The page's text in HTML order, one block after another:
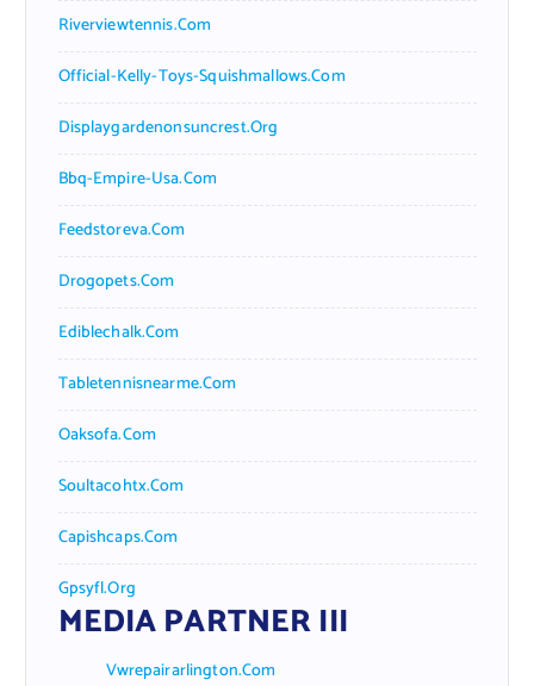
Riverviewtennis.com
Official-Kelly-Toys-Squishmallows.com
Displaygardenonsuncrest.org
Bbq-Empire-Usa.com
Feedstoreva.com
Drogopets.com
Ediblechalk.com
Tabletennisnearme.com
Oaksofa.com
Soultacohtx.com
Capishcaps.com
Gpsyfl.org
MEDIA PARTNER III
Vwrepairarlington.com